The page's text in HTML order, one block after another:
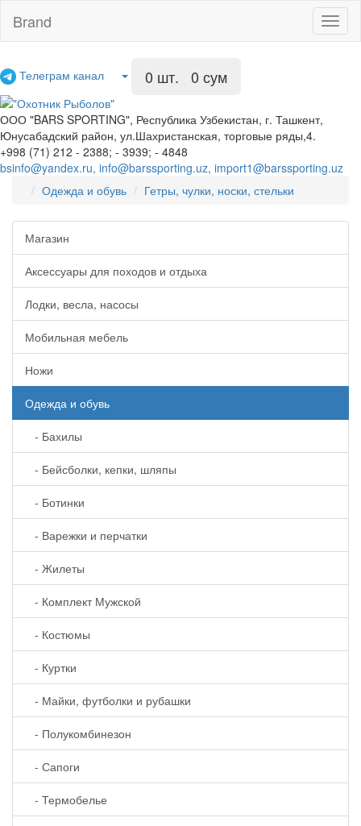
Brand
Телеграм канал 0 шт. 0 сум
ООО "BARS SPORTING", Республика Узбекистан, г. Ташкент,
Юнусабадский район, ул.Шахристанская, торговые ряды,4.
+998 (71) 212 - 2388; - 3939; - 4848
bsinfo@yandex.ru, info@barssporting.uz, import1@barssporting.uz
Одежда и обувь
Гетры, чулки, носки, стельки
Магазин
Аксессуары для походов и отдыха
Лодки, весла, насосы
Мобильная мебель
Ножи
Одежда и обувь
- Бахилы
- Бейсболки, кепки, шляпы
- Ботинки
- Варежки и перчатки
- Жилеты
- Комплект Мужской
- Костюмы
- Куртки
- Майки, футболки и рубашки
- Полукомбинезон
- Сапоги
- Термобелье